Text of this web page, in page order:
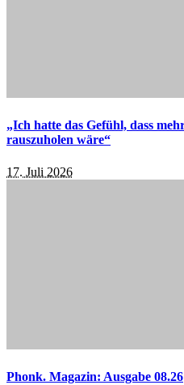
„Ich hatte das Gefühl, dass
rauszuholen wäre“
17. Juli 2026
Phonk. Magazin: Ausgabe 08.26